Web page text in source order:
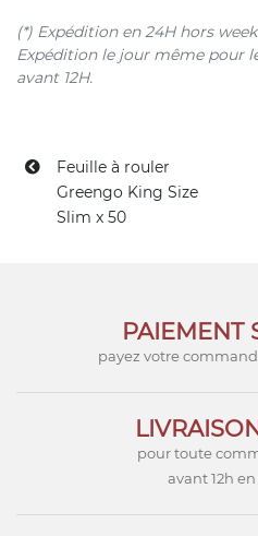
(*) Expédition en 24H hors
Expédition le jour même pour
avant 12H.
Feuille à rouler
Greengo King Size
Slim x 50
PAIEMENT
payez votre
pour toute
avant 12h